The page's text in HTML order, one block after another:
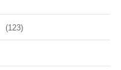
(123)